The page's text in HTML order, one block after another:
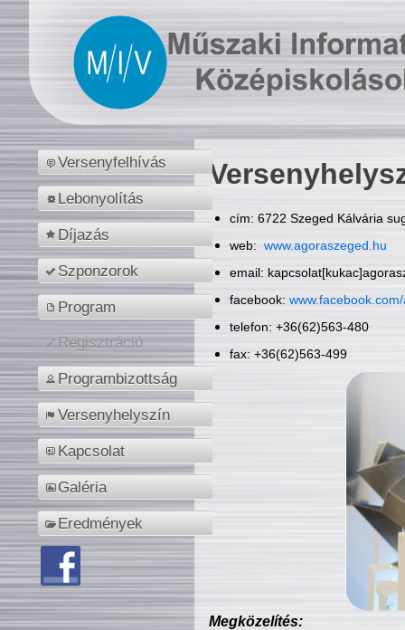
Versenyfelhívás
Lebonyolítás
Díjazás
Szponzorok
Program
Regisztráció
Programbizottság
Versenyhelyszín
Kapcsolat
Galéria
Eredmények
cím: 6722 Szeged Kálvária
web: www.agoraszeged.hu
email:
facebook:
telefon: +36(62)563-480
fax: +36(62)563-499
Megközelítés: